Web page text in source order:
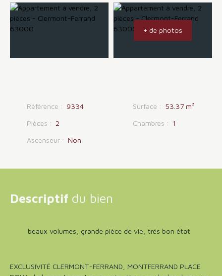
+ de photos
Référence : 9334 Surface : 53.37 m²
Pièces : 2 Chambres :
1
Ascenseur : Non
Descriptif du bien
beaux volumes, grande pièce de vie, trés bon état
EXCLUSIVITÉ CLERMONT-FERRAND, MONTFERRAND PLACE